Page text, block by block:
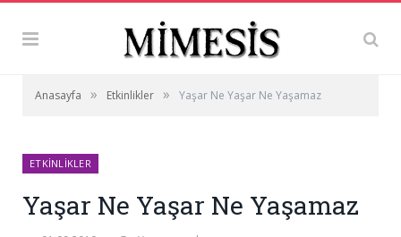
Anasayfa » Etkinlikler » Yaşar Ne Yaşar Ne Yaşamaz
ETKINLIKLER
Yaşar Ne Yaşar Ne Yaşamaz